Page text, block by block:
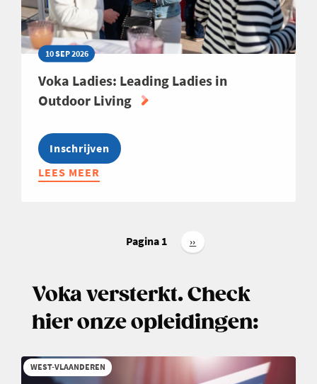
10 SEP 2026
Voka Ladies: Leading Ladies in
Outdoor Living
Inschrijven
LEES MEER
ABOUT
LIVING
Pagina 1
Volgende
pagina
››
Voka versterkt. Check
hier onze opleidingen:
WEST-VLAANDEREN